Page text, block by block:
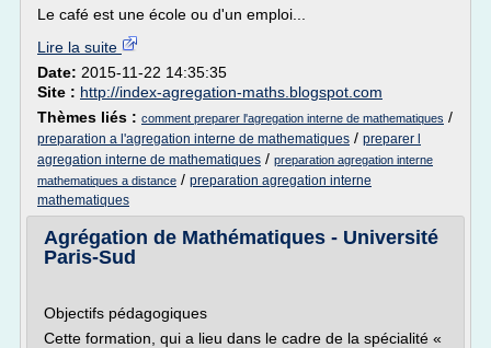
Le café est une école ou d'un emploi...
Lire la suite
Date: 2015-11-22 14:35:35
Site : http://index-agregation-maths.blogspot.com
Thèmes liés : comment preparer l'agregation interne de mathematiques /
preparation a l'agregation interne de mathematiques / preparer l
agregation interne de mathematiques / preparation agregation interne
mathematiques a distance / preparation agregation interne
mathematiques
Agrégation de Mathématiques - Université
Paris-Sud
Objectifs pédagogiques
Cette formation, qui a lieu dans le cadre de la spécialité «